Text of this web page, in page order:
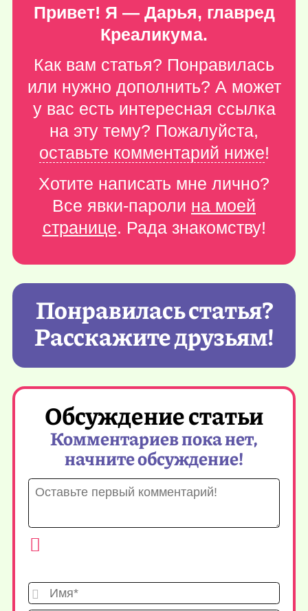
Привет! Я — Дарья, главред
Креаликума.
Как вам статья? Понравилась
или нужно дополнить? А может
у вас есть интересная ссылка
на эту тему? Пожалуйста,
оставьте комментарий ниже!
Хотите написать мне лично?
Все явки-пароли на моей
странице. Рада знакомству!
Понравилась статья?
Расскажите друзьям!
Обсуждение статьи
Комментариев пока нет,
начните обсуждение!
Имя*